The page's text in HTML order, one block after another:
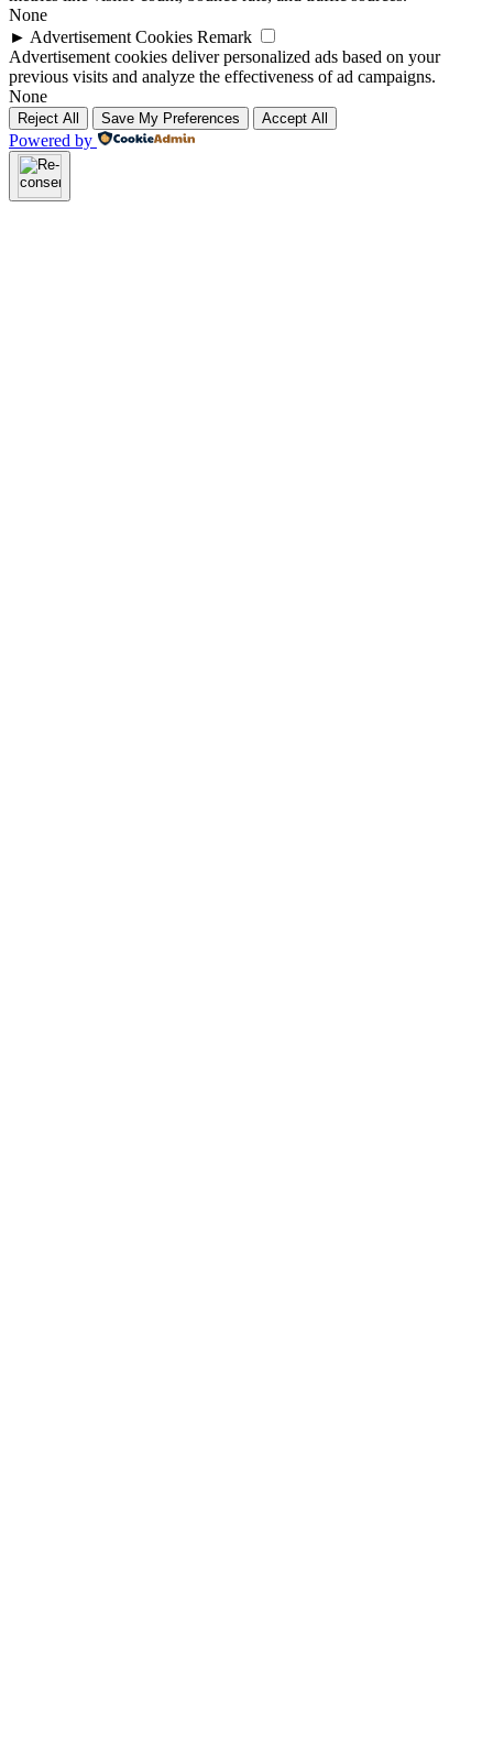
None
► Advertisement Cookies Remark
Advertisement cookies deliver personalized ads based on your
previous visits and analyze the effectiveness of ad campaigns.
None
Reject All Save My Preferences Accept All
Powered by